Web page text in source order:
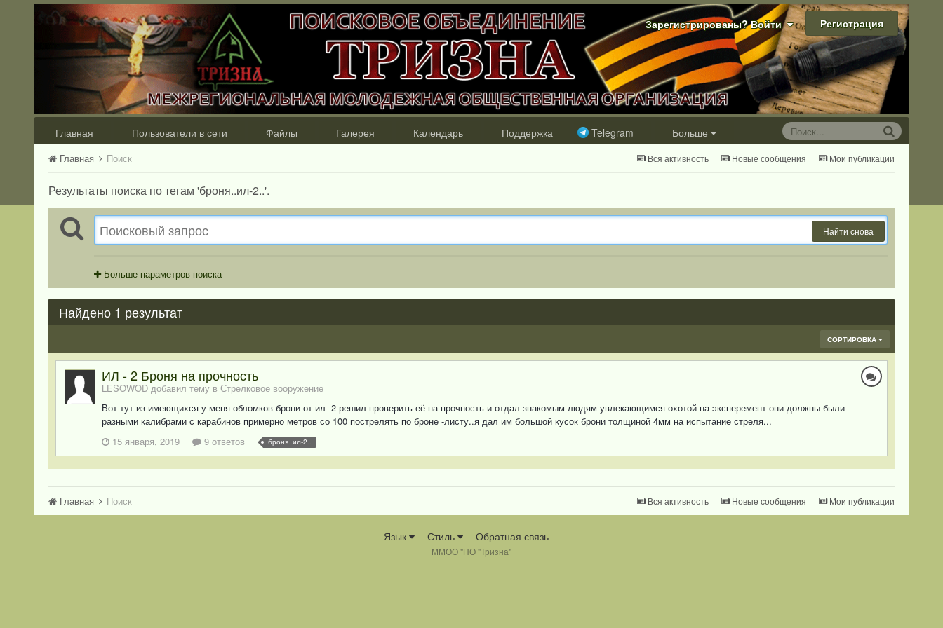
Зарегистрированы? Войти Регистрация
Главная Пользователи в сети Файлы Галерея Календарь Поддержка Telegram Больше
Вся активность Новые сообщения Мои публикации
Главная Поиск
Результаты поиска по тегам 'броня..ил-2..'.
Найти снова
Больше параметров поиска
Найдено 1 результат
СОРТИРОВКА
ИЛ - 2 Броня на прочность
LESOWOD добавил тему в Стрелковое вооружение
Вот тут из имеющихся у меня обломков брони от ил -2 решил проверить её на прочность и отдал знакомым людям увлекающимся охотой на эксперемент они должны были
разными калибрами с карабинов примерно метров со 100 пострелять по броне -листу..я дал им большой кусок брони толщиной 4мм на испытание стреля...
15 января, 2019
9 ответов броня..ил-2..
Вся активность Новые сообщения Мои публикации
Главная Поиск
Язык Стиль Обратная связь
ММОО "ПО "Тризна"